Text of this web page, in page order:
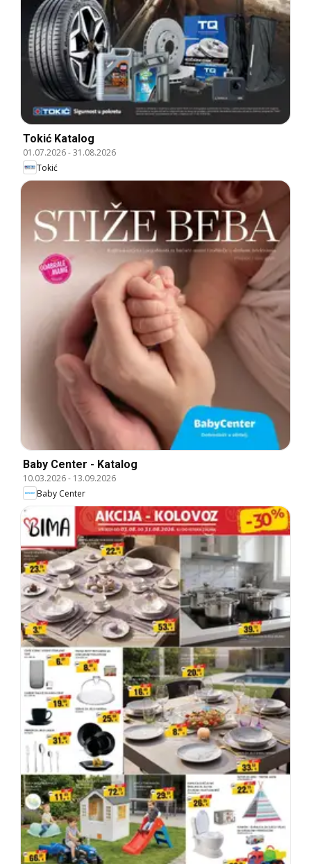
Tokić Katalog
01.07.2026-31.08.2026
Tokić
Baby Center - Katalog
10.03.2026- 13.09.2026
Baby Center